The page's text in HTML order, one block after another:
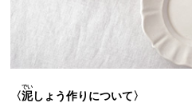
〈泥
でい
しょう作りについて〉